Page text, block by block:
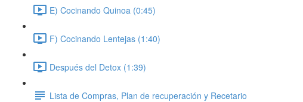
E) Cocinando Quinoa (0:45)
F) Cocinando Lentejas (1:40)
Después del Detox (1:39)
Lista de Compras, Plan de recuperación y Recetario